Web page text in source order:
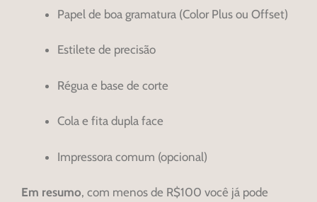
Papel de boa gramatura (Color Plus ou Offset)
Estilete de precisão
Régua e base de corte
Cola e fita dupla face
Impressora comum (opcional)
Em resumo, com menos de R$100 você já pode